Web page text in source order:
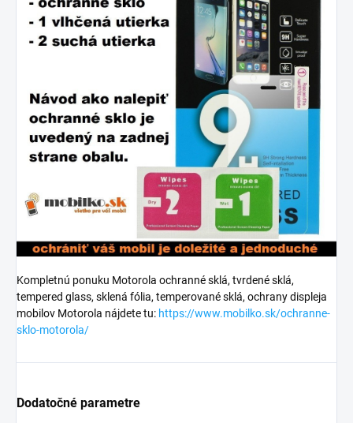
Kompletnú ponuku Motorola ochranné sklá, tvrdené sklá,
tempered glass, sklená fólia, temperované sklá, ochrany displeja
mobilov Motorola nájdete tu: https://www.mobilko.sk/ochranne-
sklo-motorola/
Dodatočné parametre